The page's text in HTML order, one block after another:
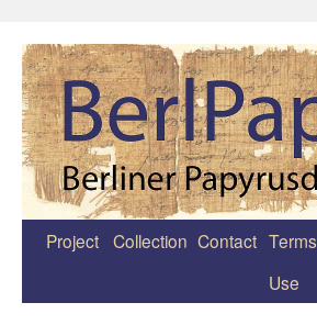
Zum
Project Collection Contact
Use